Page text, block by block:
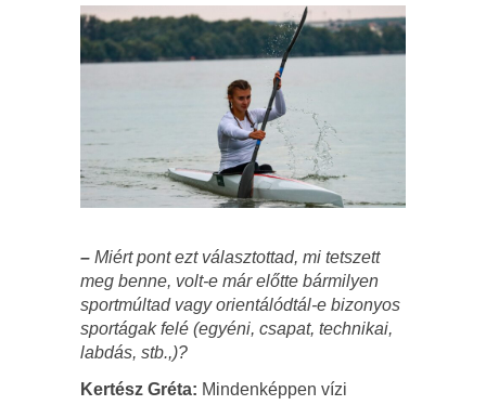
– Miért pont ezt választottad, mi tetszett
meg benne, volt-e már előtte bármilyen
sportmúltad vagy orientálódtál-e bizonyos
sportágak felé (egyéni, csapat, technikai,
labdás, stb.,)?
Kertész Gréta: Mindenképpen vízi